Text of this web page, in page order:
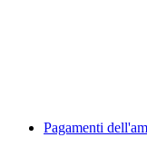
Pagamenti